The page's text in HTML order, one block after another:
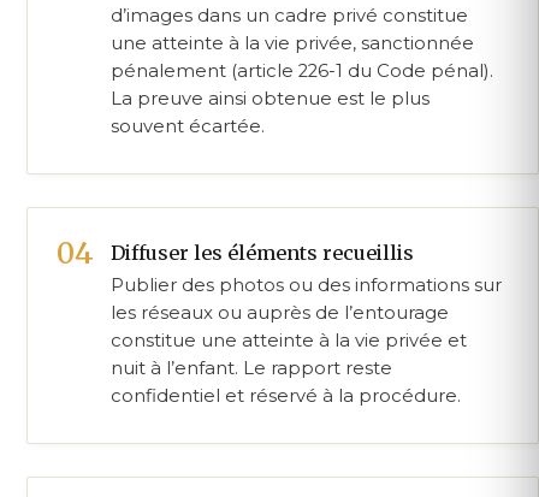
d’images dans un cadre privé constitue
une atteinte à la vie privée, sanctionnée
pénalement (article 226-1 du Code pénal).
La preuve ainsi obtenue est le plus
souvent écartée.
Diffuser les éléments recueillis
Publier des photos ou des informations sur
les réseaux ou auprès de l’entourage
constitue une atteinte à la vie privée et
nuit à l’enfant. Le rapport reste
confidentiel et réservé à la procédure.